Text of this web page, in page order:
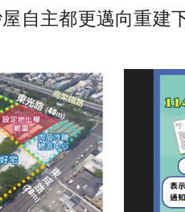
自主都更邁向重建